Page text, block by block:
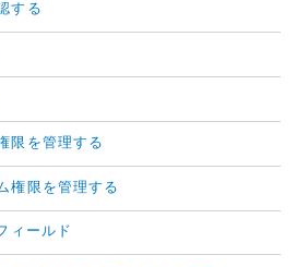
する
限を管理する
権限を管理する
ィールド